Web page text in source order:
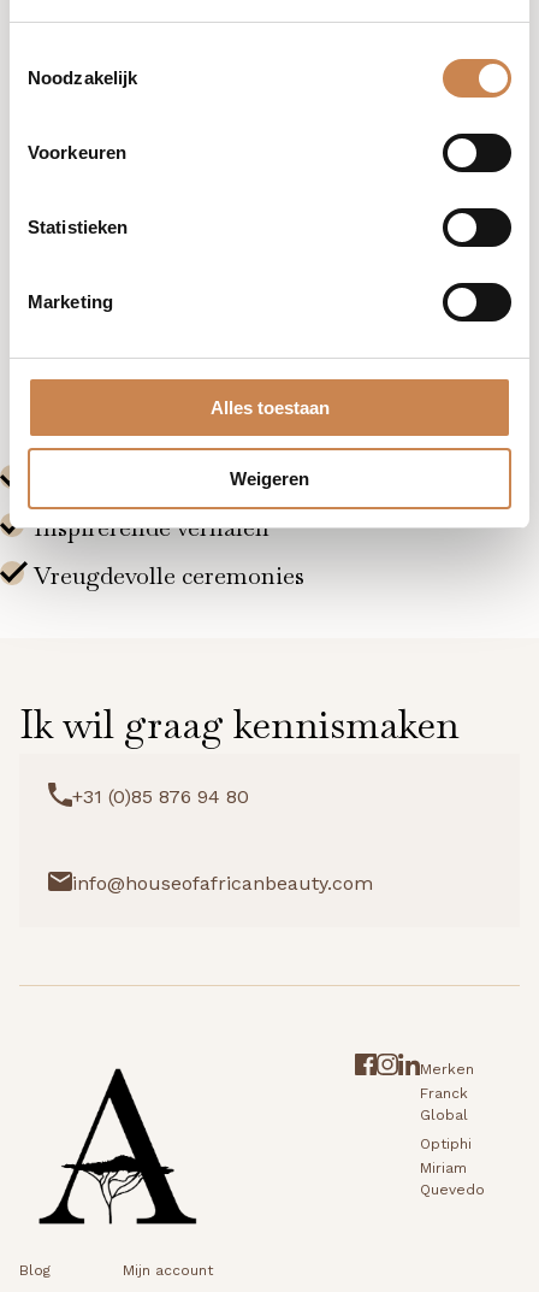
Noodzakelijk
Voorkeuren
Statistieken
Marketing
Alles toestaan
Weigeren
Tijdens deze interactieve sessie herhalen we het
volledige K Phyto-ceutical retail assortiment, inclusief de
belangrijkste ingrediënten, productvoordelen,
Deze training is uitsluitend bedoeld voor therapeuten
Ik wil graag kennismaken
+31 (0)85 876 94 80
info@houseofafricanbeauty.com
Merken
Franck
Global
Optiphi
Miriam
Quevedo
Blog
Mijn account